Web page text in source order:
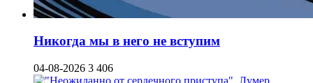
Никогда мы в него не вступим
04-08-2026 3 406